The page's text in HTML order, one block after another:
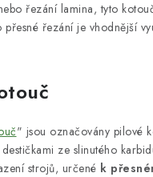
řezání lamina, tyto
řezání je vhodnější
" jsou označovány pilové
ze slinutého
strojů, určené k